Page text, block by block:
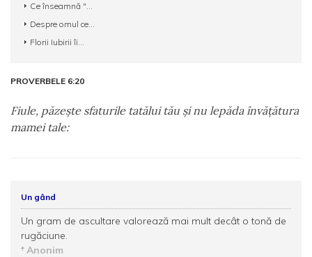
Ce înseamnă "...
Despre omul ce...
Florii Iubirii îi...
PROVERBELE 6:20
Fiule, păzeşte sfaturile tatălui tău şi nu lepăda învăţătura
mamei tale:
Un gând
Un gram de ascultare valorează mai mult decât o tonă de
rugăciune.
Anonim